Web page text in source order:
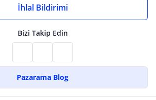
İhlal Bildirimi
Bizi Takip Edin
Pazarama Blog